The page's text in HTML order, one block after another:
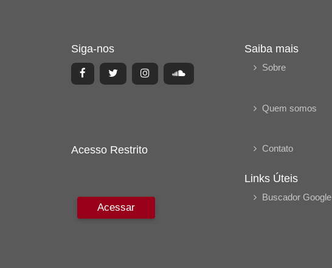
Siga-nos
Acesso Restrito
Acessar
Saiba mais
Sobre
Quem somos
Contato
Links Úteis
Buscador Google